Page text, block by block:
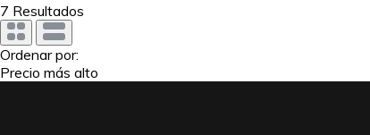
7 Resultados
Ordenar por:
Precio más alto